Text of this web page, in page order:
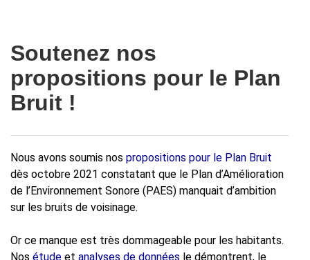
Soutenez nos
propositions pour le Plan
Bruit !
Nous avons soumis nos propositions pour le Plan Bruit
dès octobre 2021 constatant que le Plan d’Amélioration
de l’Environnement Sonore (PAES) manquait d’ambition
sur les bruits de voisinage.
Or ce manque est très dommageable pour les habitants.
Nos étude et analyses de données le démontrent, le